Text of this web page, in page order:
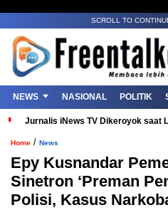
SCROLL TO
NEWS NASIONAL POLITIK
Jurnalis iNews TV Dikeroyok saat
Home / News
Epy Kusnandar
Sinetron ‘Preman
Polisi, Kasus